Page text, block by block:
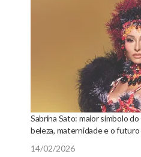
Sabrina Sato: maior símbolo
beleza, maternidade e o
14/02/2026